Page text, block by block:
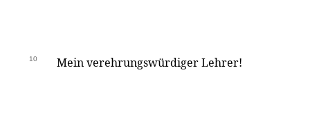
10 Mein verehrungswürdiger Lehrer!